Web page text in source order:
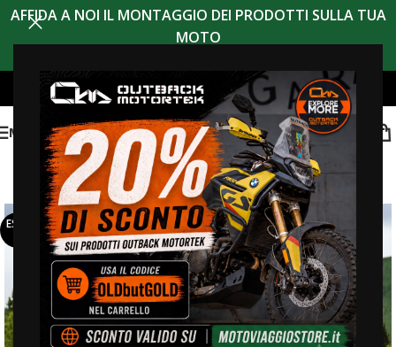
AFFIDA A NOI IL MONTAGGIO DEI PRODOTTI SULLA TUA
MOTO
MENU
ESAUR